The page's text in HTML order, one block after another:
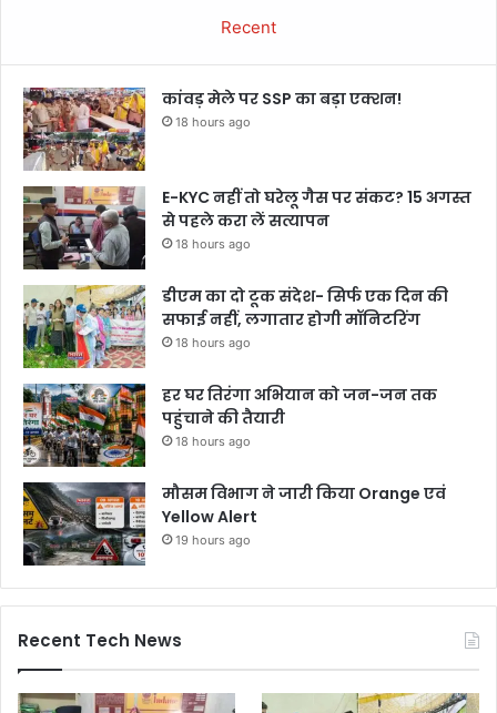
Recent
कांवड़ मेले पर SSP का बड़ा एक्शन!
18 hours ago
E-KYC नहीं तो घरेलू गैस पर संकट? 15 अगस्त
से पहले करा लें सत्यापन
18 hours ago
डीएम का दो टूक संदेश- सिर्फ एक दिन की
सफाई नहीं, लगातार होगी मॉनिटरिंग
18 hours ago
हर घर तिरंगा अभियान को जन-जन तक
पहुंचाने की तैयारी
18 hours ago
मौसम विभाग ने जारी किया Orange एवं
Yellow Alert
19 hours ago
Recent Tech News